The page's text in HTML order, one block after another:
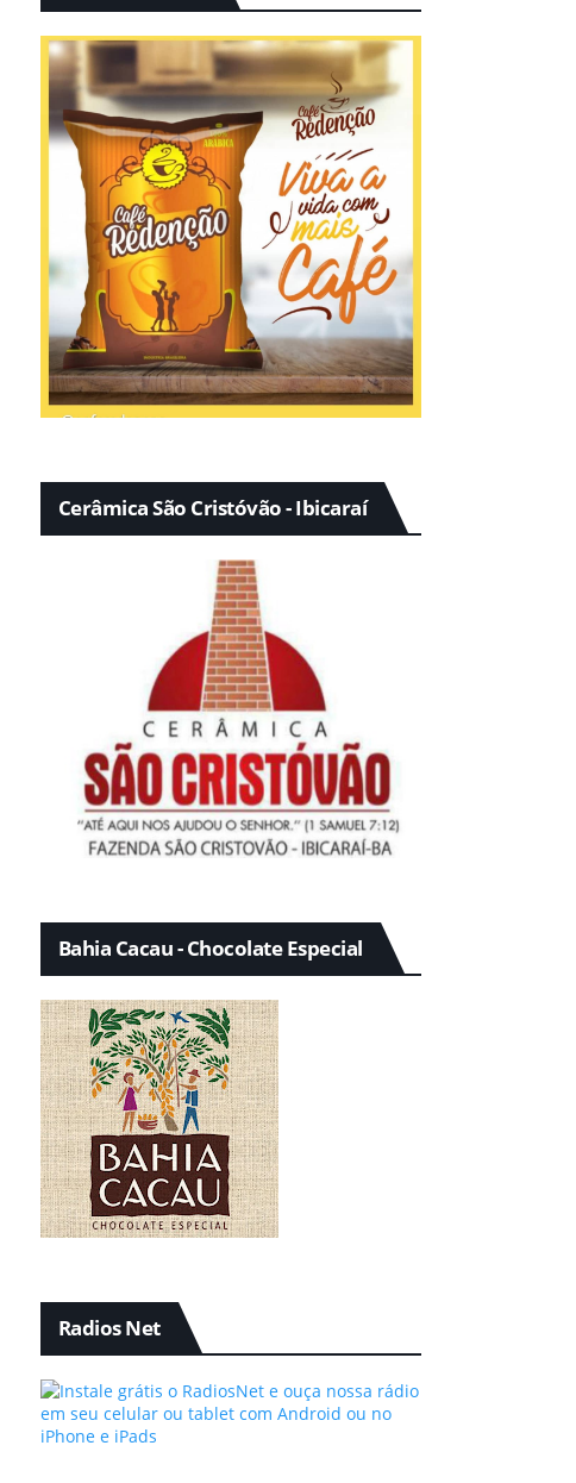
Cerâmica São Cristóvão - Ibicaraí
Bahia Cacau - Chocolate Especial
Radios Net